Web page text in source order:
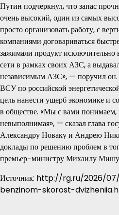
Путин подчеркнул, что запас
очень высокий, один из самых
просто организовать работу, с
компаниями договариваться
зажимали продукт исключительно
сети в рамках своих АЗС, а
независимым АЗС», — поручил он.
ВСУ по российской
цель нанести ущерб экономике и
в обществе. «Мы с вами понимаем,
невыполнимая», — сказал глава
Александру Новаку и Андрею
доклады по решению проблем в
премьер-министру Михаилу
Источник: http://rg.ru/2026/
benzinom-skorost-